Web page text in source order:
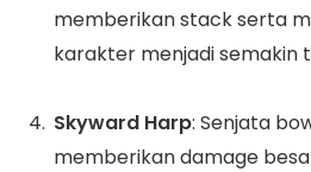
memberikan stack serta
karakter menjadi semakin
Skyward Harp: Senjata
memberikan damage